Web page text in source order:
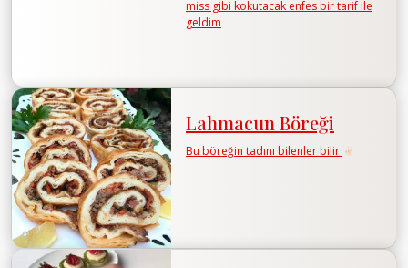
miss gibi kokutacak enfes bir tarif ile
geldim
Lahmacun Böreği
Bu böreğin tadını bilenler bilir